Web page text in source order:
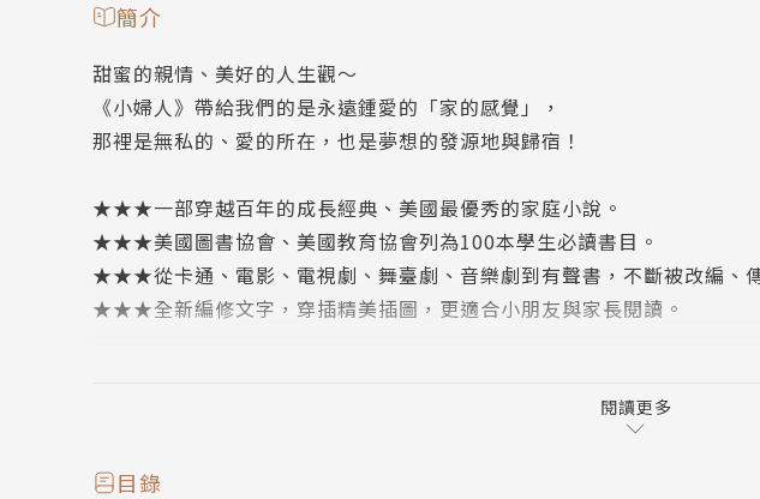
簡介
甜蜜的親情、美好的人生觀～
《小婦人》帶給我們的是永遠鍾愛的「家的感覺」，
那裡是無私的、愛的所在，也是夢想的發源地與歸宿！
★★★一部穿越百年的成長經典、美國最優秀的家庭小說。
★★★美國圖書協會、美國教育協會列為100本學生必讀書目。
★★★從卡通、電影、電視劇、舞臺劇、音樂劇到有聲書，不斷被改編、
★★★全新編修文字，穿插精美插圖，更適合小朋友與家長閱讀。
雖然背景是彌漫著南北戰爭硝煙的時代，作者卻用溫暖的筆觸，寫出種種
展現在我們面前。雖然書中的每一個人物都有缺點，也各有長處，但是正
者共鳴。
閱讀更多
目錄